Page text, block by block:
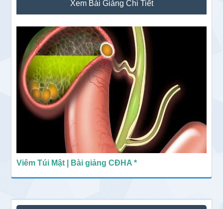
chính
Xem Bài Giảng Chi Tiết
Viêm Túi Mật | Bài giảng CĐHA *